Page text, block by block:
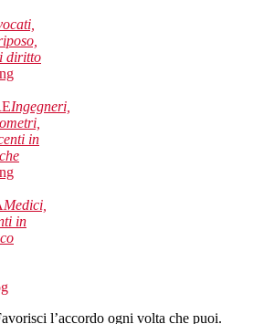
diritto
Ingegneri,
in
Medici,
in
l’accordo ogni volta che puoi.